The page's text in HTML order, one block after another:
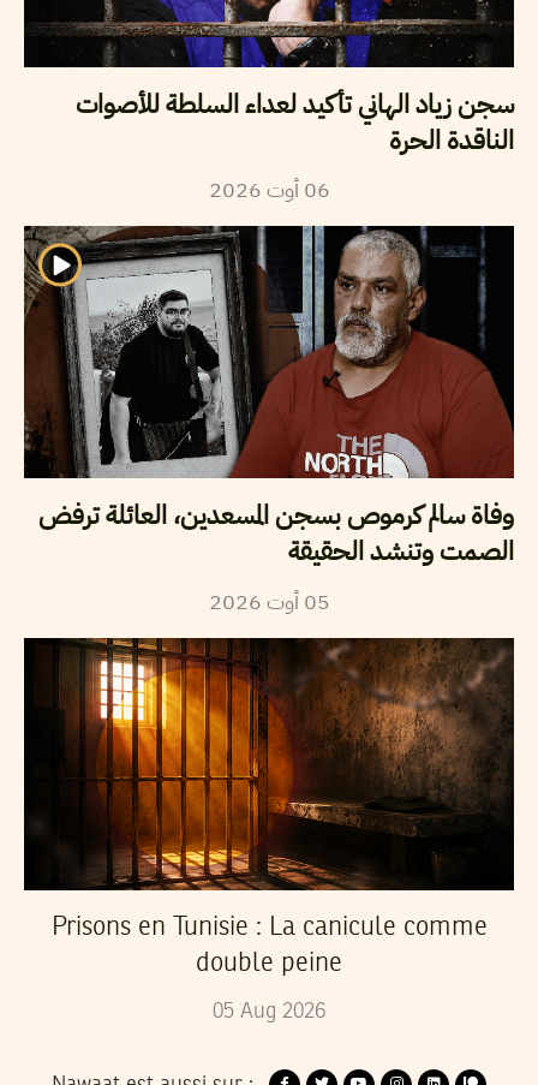
سجن زياد الهاني تأكيد لعداء السلطة للأصوات
الناقدة الحرة
06 أوت2026
وفاة سالم كرموص بسجن المسعدين، العائلة ترفض
الصمت وتنشد الحقيقة
05 أوت2026
Prisons en Tunisie : La canicule comme
double peine
05 Aug 2026